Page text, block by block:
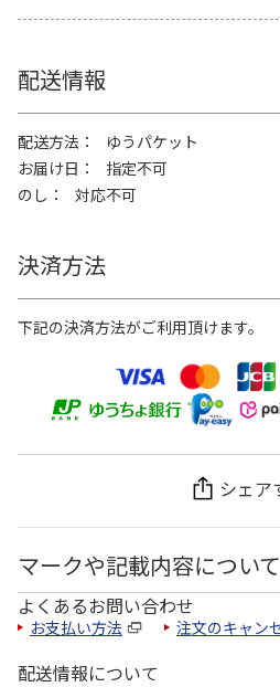
配送情報
配送方法
ゆうパケット
お届け日
指定不可
のし
対応不可
決済方法
下記の決済方法がご利用頂けます。
シェア
マークや記載内容について
よくあるお問い合わせ
お支払い方法 注文のキャン
配送情報について